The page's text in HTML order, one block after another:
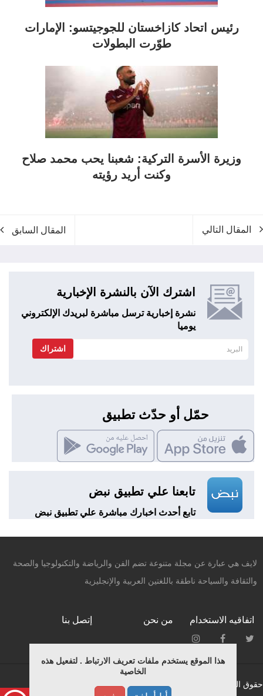
رئيس اتحاد كازاخستان للجوجيتسو: الإمارات
طوّرت البطولات
وزيرة الأسرة التركية: شعبنا يحب محمد صلاح
وكنت أريد رؤيته
المقال التالي المقال السابق
اشترك الآن بالنشرة الإخبارية
نشرة إخبارية ترسل مباشرة لبريدك الإلكتروني
يوميا
اشتراك
حمّل أو حدّث تطبيق
تابعنا علي تطبيق نبض
تابع أحدث اخبارك مباشرة علي تطبيق نبض
هذا الموقع يستخدم ملفات تعريف الارتباط . لتفعيل هذه
الخاصية
لايف هي عبارة عن مجلة متنوعة تضم الفن والرياضة والتكنولوجيا والصحة
والثقافة والسياحة ناطقة باللغتين العربية والإنجليزية
اتفاقيه الاستخدام من نحن إتصل بنا
حقوق النشر محفوظة © لـ ميديانيتشر 2015.